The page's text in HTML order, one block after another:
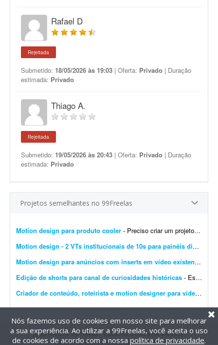
Rafael D
Rejeitada
Submetido: 18/05/2026 às 19:03 | Oferta: Privado | Duração
estimada: Privado
Thiago A.
Rejeitada
Submetido: 19/05/2026 às 20:43 | Oferta: Privado | Duração
estimada: Privado
Projetos semelhantes no 99Freelas
Motion design para produto cooler - Preciso criar um projeto de motion design para o produto cooler promocional. Link do produto: https://www.rampazzo.com.br/cooler-24latas-promocional
Motion design - 2 VTs institucionais de 10s para painéis digitais
Motion design para anúncios com inserts em vídeo existente (30-60s)
Edição de shorts para canal de curiosidades históricas - Estou criando um canal de YouTube Shorts no nicho de curiosidades históricas. Procuro um editor de vídeo para uma parceria mensal. Eu vou fornecer os roteiros prontos. O trabalho se...
Criador de conteúdo, roteirista e motion designer para vídeos de economia
@2014-2026 99Freelas. Todos os direitos reservados.
Termos de uso| Política de privacidade
Nós fazemos uso de cookies em nosso site para melhorar
a sua experiência. Ao utilizar a 99Freelas, você aceita o uso
de cookies de acordo com a nossa política de privacidade.